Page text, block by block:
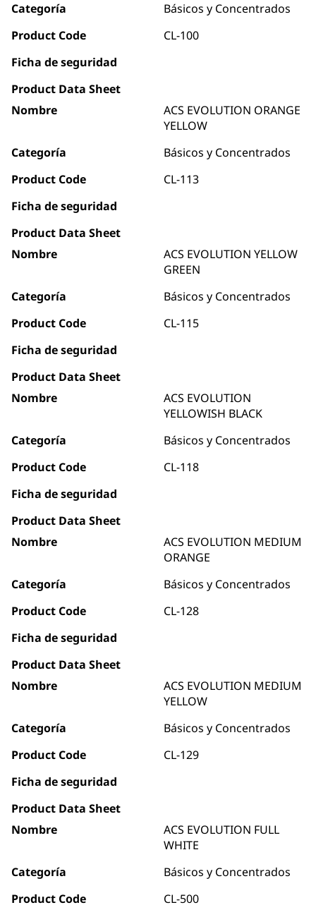
Categoría
Básicos y Concentrados
Product Code
CL-100
Ficha de seguridad
Product Data Sheet
Nombre
ACS EVOLUTION ORANGE
YELLOW
Categoría
Básicos y Concentrados
Product Code
CL-113
Ficha de seguridad
Product Data Sheet
Nombre
ACS EVOLUTION YELLOW
GREEN
Categoría
Básicos y Concentrados
Product Code
CL-115
Ficha de seguridad
Product Data Sheet
Nombre
ACS EVOLUTION
YELLOWISH BLACK
Categoría
Básicos y Concentrados
Product Code
CL-118
Ficha de seguridad
Product Data Sheet
Nombre
ACS EVOLUTION MEDIUM
ORANGE
Categoría
Básicos y Concentrados
Product Code
CL-128
Ficha de seguridad
Product Data Sheet
Nombre
ACS EVOLUTION MEDIUM
YELLOW
Categoría
Básicos y Concentrados
Product Code
CL-129
Ficha de seguridad
Product Data Sheet
Nombre
ACS EVOLUTION FULL
WHITE
Categoría
Básicos y Concentrados
Product Code
CL-500